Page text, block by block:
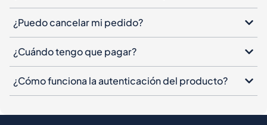
¿Puedo cancelar mi pedido?
¿Cuándo tengo que pagar?
¿Cómo funciona la autenticación del producto?